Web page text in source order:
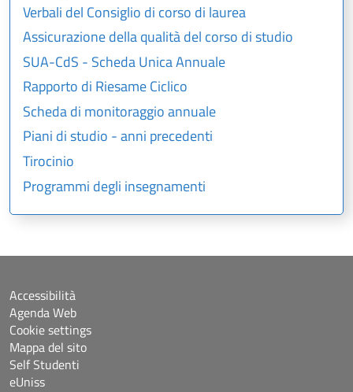
Verbali del Consiglio di corso di laurea
Assicurazione della qualità del corso di studio
SUA-CdS - Scheda Unica Annuale
Rapporto di Riesame Ciclico
Scheda di monitoraggio annuale
Piani di studio - anni precedenti
Tirocinio
Programmi degli insegnamenti
Accessibilità
Agenda Web
Cookie settings
Mappa del sito
Self Studenti
eUniss